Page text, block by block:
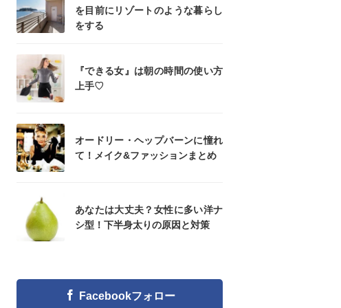
を目前にリゾートのような暮らし
をする
『できる女』は朝の時間の使い方
上手♡
オードリー・ヘップバーンに憧れ
て！メイク&ファッションまとめ
あなたは大丈夫？女性に多い洋ナ
シ型！下半身太りの原因と対策
Facebookフォロー